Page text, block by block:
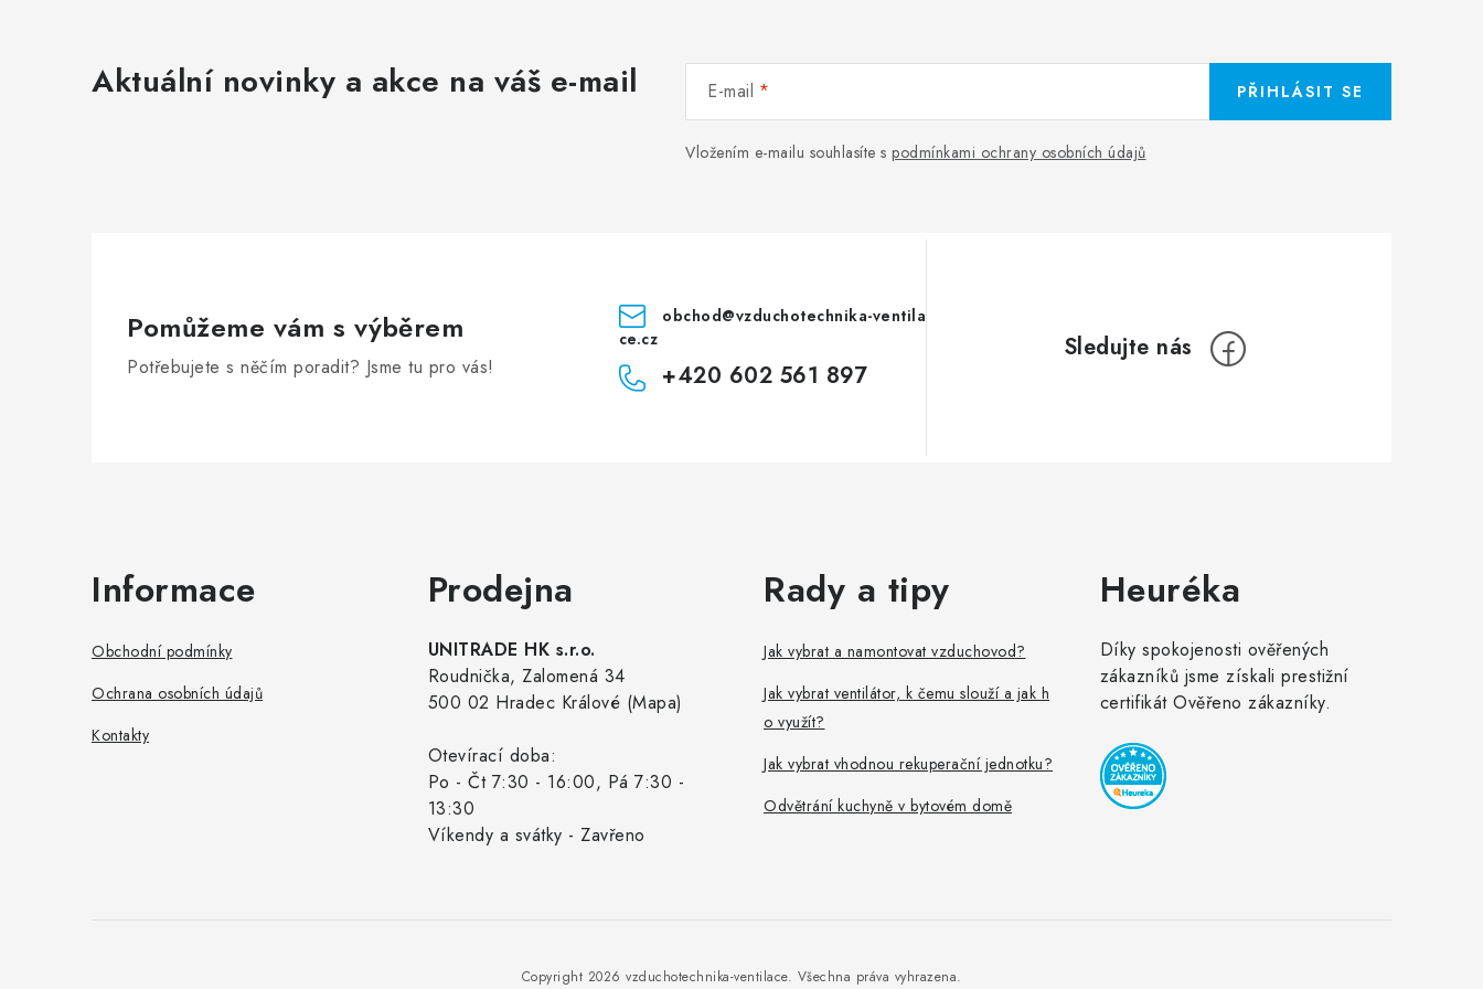
Aktuální novinky a akce na váš e-mail E-mail
Vložením e-mailu souhlasíte s podmínkami ochrany osobních údajů
PŘIHLÁSIT SE
Pomůžeme vám s výběrem
Potřebujete s něčím poradit? Jsme tu pro vás!
obchod@vzduchotechnika-ventila
ce.cz
+420 602 561 897
Informace
Obchodní podmínky
Ochrana osobních údajů
Kontakty
Prodejna
UNITRADE HK s.r.o.
Roudnička, Zalomená 34
500 02 Hradec Králové (Mapa)
Otevírací doba:
Po - Čt 7:30 - 16:00, Pá 7:30 -
13:30
Víkendy a svátky - Zavřeno
Rady a tipy
Jak vybrat a namontovat vzduchovod?
Jak vybrat ventilátor, k čemu slouží a jak h
o využít?
Jak vybrat vhodnou rekuperační jednotku?
Odvětrání kuchyně v bytovém domě
Heuréka
Díky spokojenosti ověřených
zákazníků jsme získali prestižní
certifikát Ověřeno zákazníky.
Copyright 2026 vzduchotechnika-ventilace. Všechna práva vyhrazena.